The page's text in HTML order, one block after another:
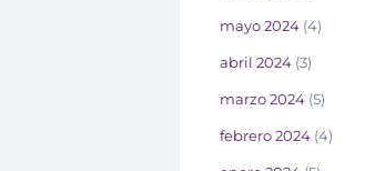
mayo 2024 (4)
abril 2024 (3)
marzo 2024 (5)
febrero 2024 (4)